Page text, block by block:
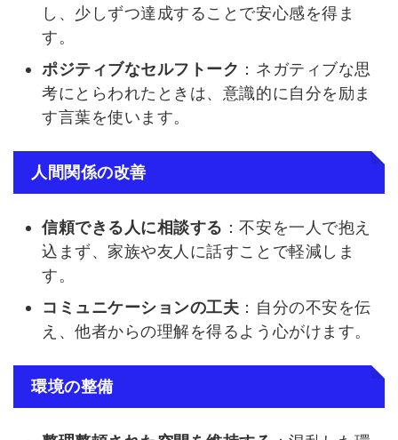
し、少しずつ達成することで安心感を得ま
す。
ポジティブなセルフトーク ：ネガティブな思
考にとらわれたときは、意識的に自分を励ま
す言葉を使います。
人間関係の改善
信頼できる人に相談する ：不安を一人で抱え
込まず、家族や友人に話すことで軽減しま
す。
コミュニケーションの工夫 ：自分の不安を伝
え、他者からの理解を得るよう心がけます。
環境の整備